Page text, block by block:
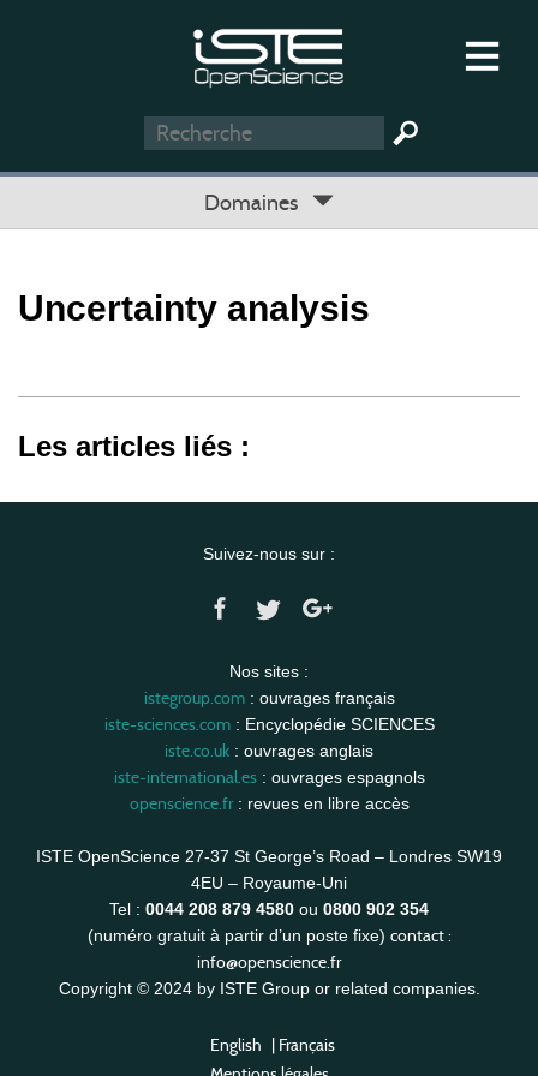
Domaines
Uncertainty analysis
Les articles liés :
Suivez-nous sur :
Nos sites :
istegroup.com: ouvrages français
iste-sciences.com: Encyclopédie SCIENCES
iste.co.uk : ouvrages anglais
iste-international.es: ouvrages espagnols
openscience.fr: revues en libre accès
ISTE OpenScience 27-37 St George’s Road – Londres SW19
4EU – Royaume-Uni
Tel : 0044 208 879 4580 ou 0800 902 354
(numéro gratuit à partir d’un poste fixe) contact :
info@openscience.fr
Copyright © 2024 by ISTE Group or related companies.
English | Français